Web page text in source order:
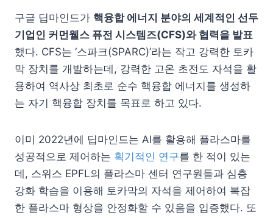
구글 딥마인드가 핵융합 에너지 분야의 세계적인 선두
기업인 커먼웰스 퓨전 시스템즈(CFS)와 협력을 발표
했다. CFS는 ‘스파크(SPARC)’라는 작고 강력한 토카
막 장치를 개발하는데, 강력한 고온 초전도 자석을 활
용하여 역사상 최초로 순수 핵융합 에너지를 생성하
는 자기 핵융합 장치를 목표로 하고 있다.
이미 2022년에 딥마인드는 AI를 활용해 플라스마를
성공적으로 제어하는 획기적인 연구를 한 적이 있는
데, 스위스 EPFL의 플라스마 센터 연구원들과 심층
강화 학습을 이용해 토카막의 자석을 제어하여 복잡
한 플라스마 형상을 안정화할 수 있음을 입증했다. 또